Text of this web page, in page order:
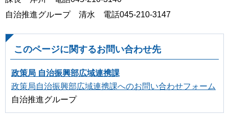
自治推進グループ 清水 電話045-210-3147
このページに関するお問い合わせ先
政策局 自治振興部広域連携課
政策局自治振興部広域連携課へのお問い合わせフォーム
自治推進グループ